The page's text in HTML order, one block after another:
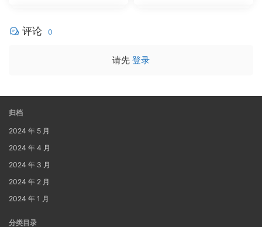
评论 0
请先 登录
归档
2024 年 5 月
2024 年 4 月
2024 年 3 月
2024 年 2 月
2024 年 1 月
分类目录